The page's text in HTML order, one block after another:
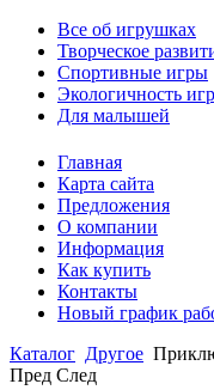
Все об игрушках
Творческое
Спортивные игры
Экологичность
Для малышей
Главная
Карта сайта
Предложения
О компании
Информация
Как купить
Контакты
Новый график
Каталог Другое
Пред След